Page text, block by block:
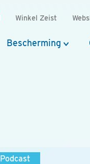
Winkel Zeist
Bescherming
Podcast